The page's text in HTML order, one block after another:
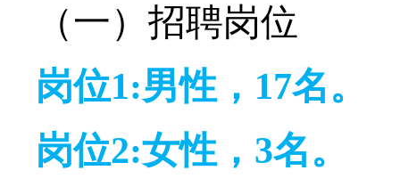
（一）招聘岗位
岗位1:男性，17名。
岗位2:女性，3名。